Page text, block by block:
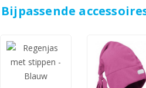
Bijpassende